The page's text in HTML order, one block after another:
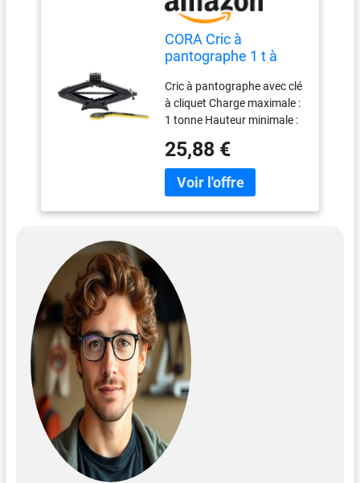
CORA Cric à
pantographe 1 t à
Cric à pantographe avec clé
à cliquet Charge maximale :
1 tonne Hauteur minimale :
35 cm Certifié Tuv-GS
25,88 €